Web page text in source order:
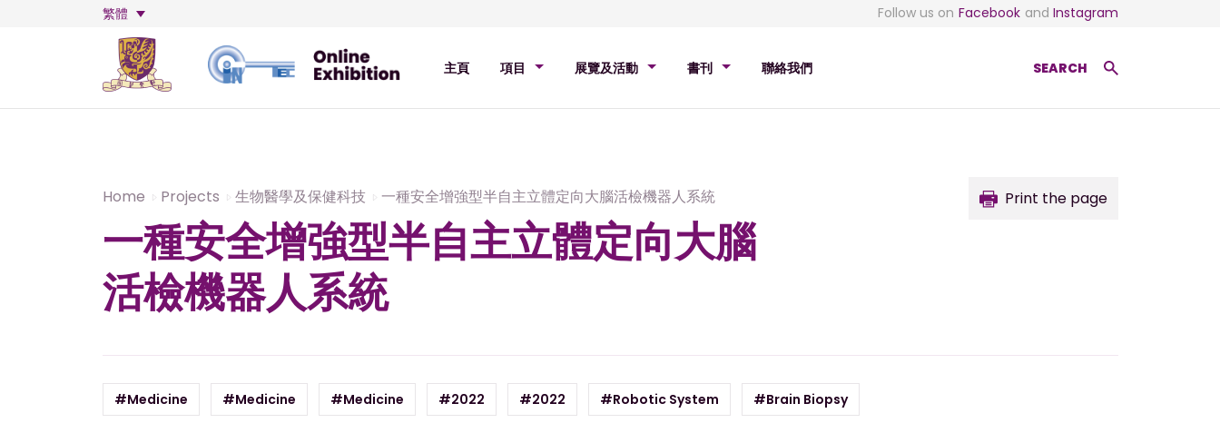
繁體 Follow us on Facebook and Instagram
主頁 項目 展覽及活動 書刊 聯絡我們 SEARCH
Home Projects 生物醫學及保健科技 一種安全增強型半自主立體定向大腦活檢機器人系統
一種安全增強型半自主立體定向大腦
活檢機器人系統
Print the page
#Medicine #Medicine #Medicine #2022 #2022 #Robotic System #Brain Biopsy